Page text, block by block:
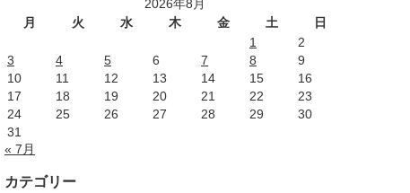
2026年8月
月
火 水 木 金 土
日
1
2
3
4 5 6 7 8
9
10
11 12 13 14 15
16
17
18 19 20 21 22
23
24
25 26 27 28 29
30
31
« 7月
カテゴリー